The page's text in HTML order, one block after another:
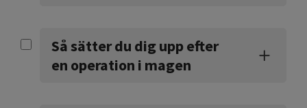
Så sätter du dig upp efter
en operation i magen